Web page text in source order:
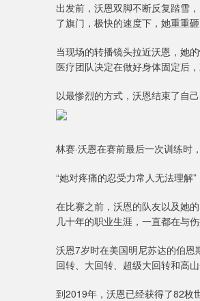
出发前，沃恩双脚不断反复踏雪
了旗门，极快的速度下，她重重
当现场的转播镜头拉近沃恩，她
医疗团队决定在做好身体固定后
以最惨烈的方式，沃恩结束了自
林赛·沃恩在赛前最后一次训练时
“她对疼痛的忍受力常人无法理解”
在比赛之前，沃恩的队友以及她
几十年的职业生涯，一直都在与伤
沃恩7岁时在美国明尼苏达的伯恩
回转、大回转、超级大回转和高
到2019年，沃恩已经获得了82枚